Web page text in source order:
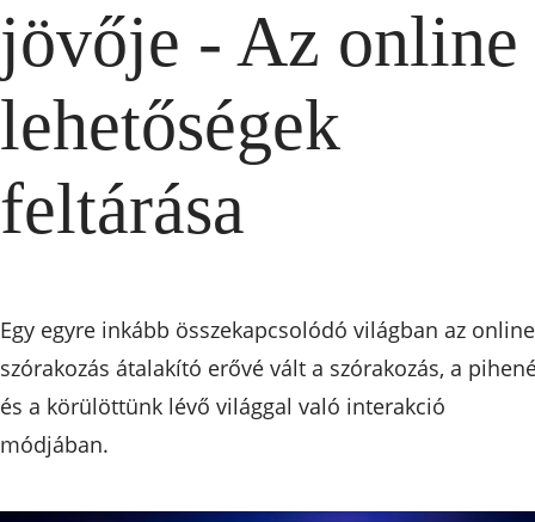
jövője - Az online
lehetőségek
feltárása
Egy egyre inkább összekapcsolódó világban az online
szórakozás átalakító erővé vált a szórakozás, a
és a körülöttünk lévő világgal való interakció
módjában.